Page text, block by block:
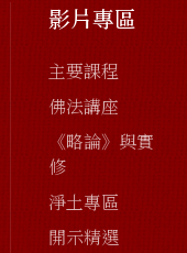
影片專區
主要課程
佛法講座
《略論》與實
修
淨土專區
開示精選